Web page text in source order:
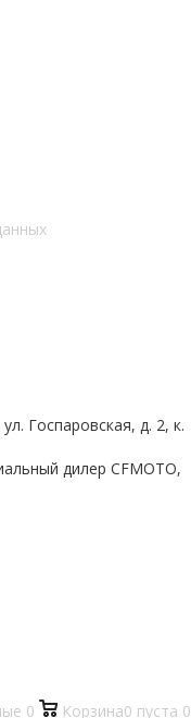
Госпаровская, д. 2, к.
дилер CFMOTO,
0 Корзина0 пуста 0